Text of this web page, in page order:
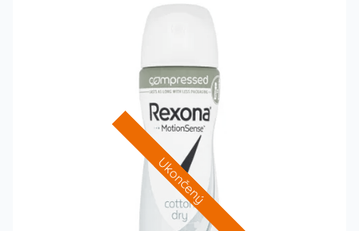
Ukončený